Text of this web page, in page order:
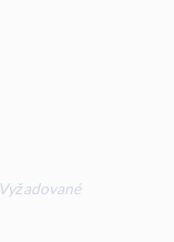
Vyžadované